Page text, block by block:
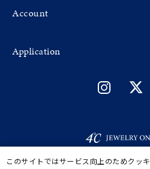
Account
Application
このサイトではサービス向上のためクッキ